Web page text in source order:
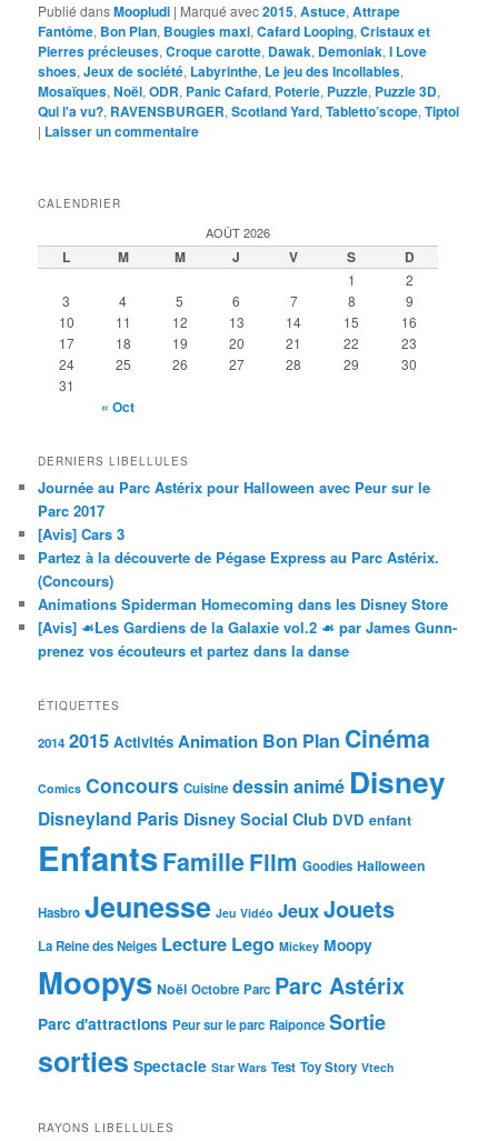
Publié dansMoopludi | Marqué avec2015,Astuce,Attrape
Fantôme, Bon Plan, Bougies maxi,Cafard Looping,Cristaux et
Pierres précieuses,Croque carotte, Dawak, Demoniak,I Love
shoes,Jeux de société, Labyrinthe, Le jeu des Incollables,
Mosaïques,Noël,ODR, Panic Cafard, Poterie, Puzzle, Puzzle 3D,
Qui l'a vu?, RAVENSBURGER,Scotland Yard,Tabletto’scope,Tiptoi
| Laisser un commentaire
CALENDRIER
AOÛT 2026
L M M J V S D
1
2
3
4 5 6 7 8
9
10
11 12 13 14 15
16
17
18 19 20 21 22
23
24
25 26 27 28 29
30
31
« Oct
DERNIERS LIBELLULES
Journée au Parc Astérix pour Halloween avec Peur sur le
Parc 2017
[Avis] Cars 3
Partez à la découverte de Pégase Express au Parc Astérix.
(Concours)
Animations Spiderman Homecoming dans les Disney Store
[Avis] ☙Les Gardiens de la Galaxie vol.2 ☙ par James Gunn-
prenez vos écouteurs et partez dans la danse
ÉTIQUETTES
2014 2015 Activités Animation Bon Plan Cinéma
Comics Concours Cuisine dessin animé Disney
Disneyland Paris Disney Social Club DVD enfant
EnfantsFamilleFilm Goodies Halloween
Hasbro Jeunesse Jeu Vidéo JeuxJouets
La Reine des Neiges Lecture Lego Mickey Moopy
Moopys Noël Octobre Parc Parc Astérix
Parc d'attractions Peur sur le parc Raiponce Sortie
sorties Spectacle Star Wars Test Toy Story Vtech
RAYONS LIBELLULES